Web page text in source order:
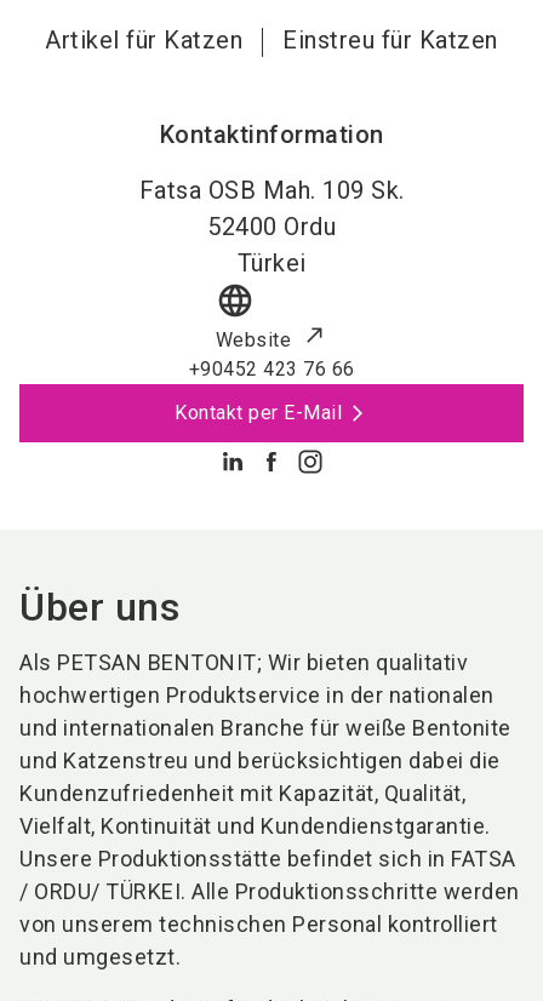
Artikel für Katzen
Einstreu für Katzen
Kontaktinformation
Fatsa OSB Mah. 109 Sk.
52400 Ordu
Türkei
language
Website
+90452 423 76 66
Kontakt per E-Mail
Über uns
Als PETSAN BENTONIT; Wir bieten qualitativ
hochwertigen Produktservice in der nationalen
und internationalen Branche für weiße Bentonite
und Katzenstreu und berücksichtigen dabei die
Kundenzufriedenheit mit Kapazität, Qualität,
Vielfalt, Kontinuität und Kundendienstgarantie.
Unsere Produktionsstätte befindet sich in FATSA
/ ORDU/ TÜRKEI. Alle Produktionsschritte werden
von unserem technischen Personal kontrolliert
und umgesetzt.